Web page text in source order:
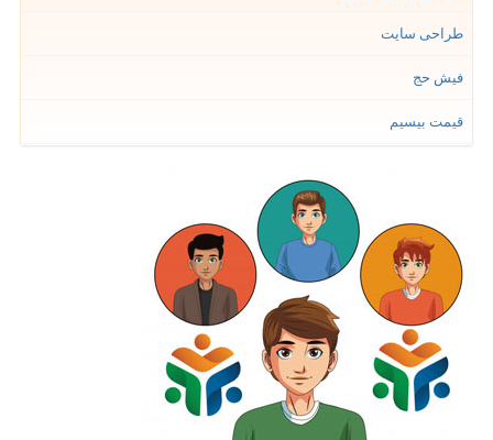
طراحی سایت
فیش حج
قیمت بیسیم